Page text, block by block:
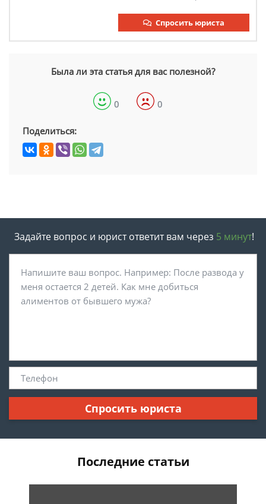
Спросить юриста
Была ли эта статья для вас полезной?
0 0
Поделиться:
Задайте вопрос и юрист ответит вам через 5 минут!
Спросить юриста
Последние статьи